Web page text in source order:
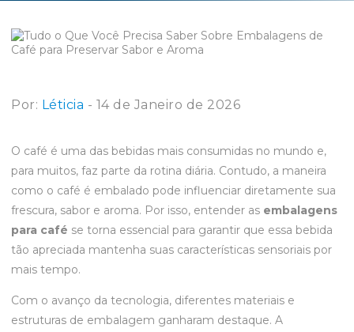
Por: Léticia - 14 de Janeiro de 2026
O café é uma das bebidas mais consumidas no mundo e,
para muitos, faz parte da rotina diária. Contudo, a maneira
como o café é embalado pode influenciar diretamente sua
frescura, sabor e aroma. Por isso, entender as embalagens
para café se torna essencial para garantir que essa bebida
tão apreciada mantenha suas características sensoriais por
mais tempo.
Com o avanço da tecnologia, diferentes materiais e
estruturas de embalagem ganharam destaque. A